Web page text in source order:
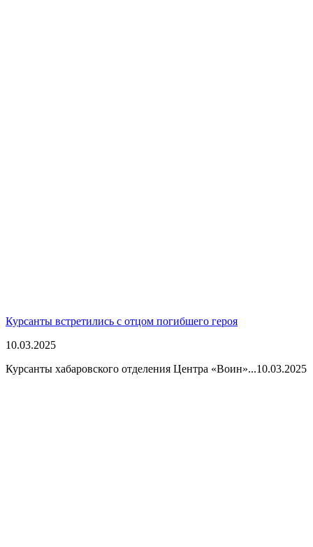
Курсанты встретились с отцом погибшего героя
10.03.2025
Курсанты хабаровского отделения Центра «Воин»...10.03.2025